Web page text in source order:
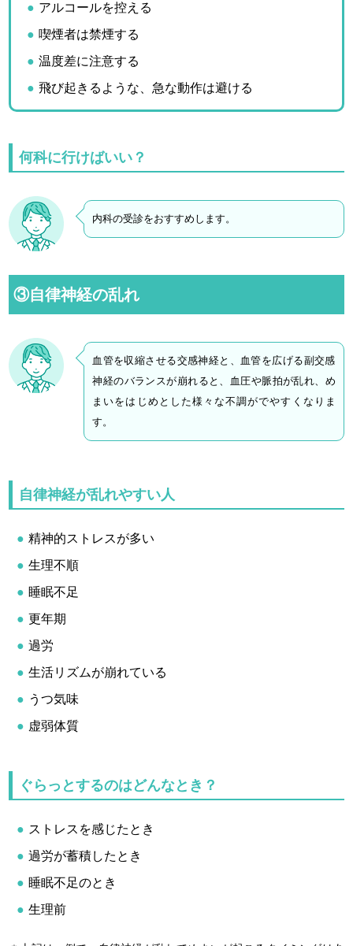
アルコールを控える
喫煙者は禁煙する
温度差に注意する
飛び起きるような、急な動作は避ける
何科に行けばいい？
内科の受診をおすすめします。
③自律神経の乱れ
血管を収縮させる交感神経と、血管を広げる副交感
神経のバランスが崩れると、血圧や脈拍が乱れ、め
まいをはじめとした様々な不調がでやすくなりま
す。
自律神経が乱れやすい人
精神的ストレスが多い
生理不順
睡眠不足
更年期
過労
生活リズムが崩れている
うつ気味
虚弱体質
ぐらっとするのはどんなとき？
ストレスを感じたとき
過労が蓄積したとき
睡眠不足のとき
生理前